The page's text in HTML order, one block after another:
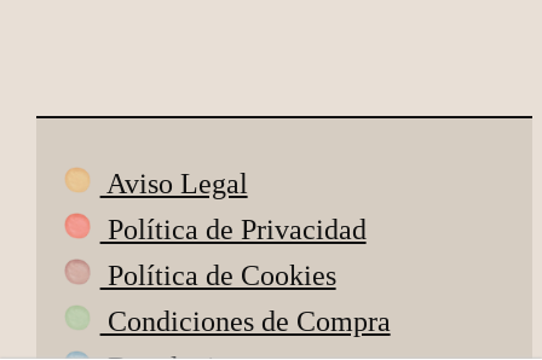
Aviso Legal
Política de Privacidad
Política de Cookies
Condiciones de Compra